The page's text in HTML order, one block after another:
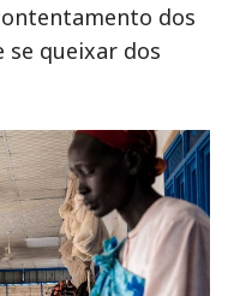
dos
queixar dos